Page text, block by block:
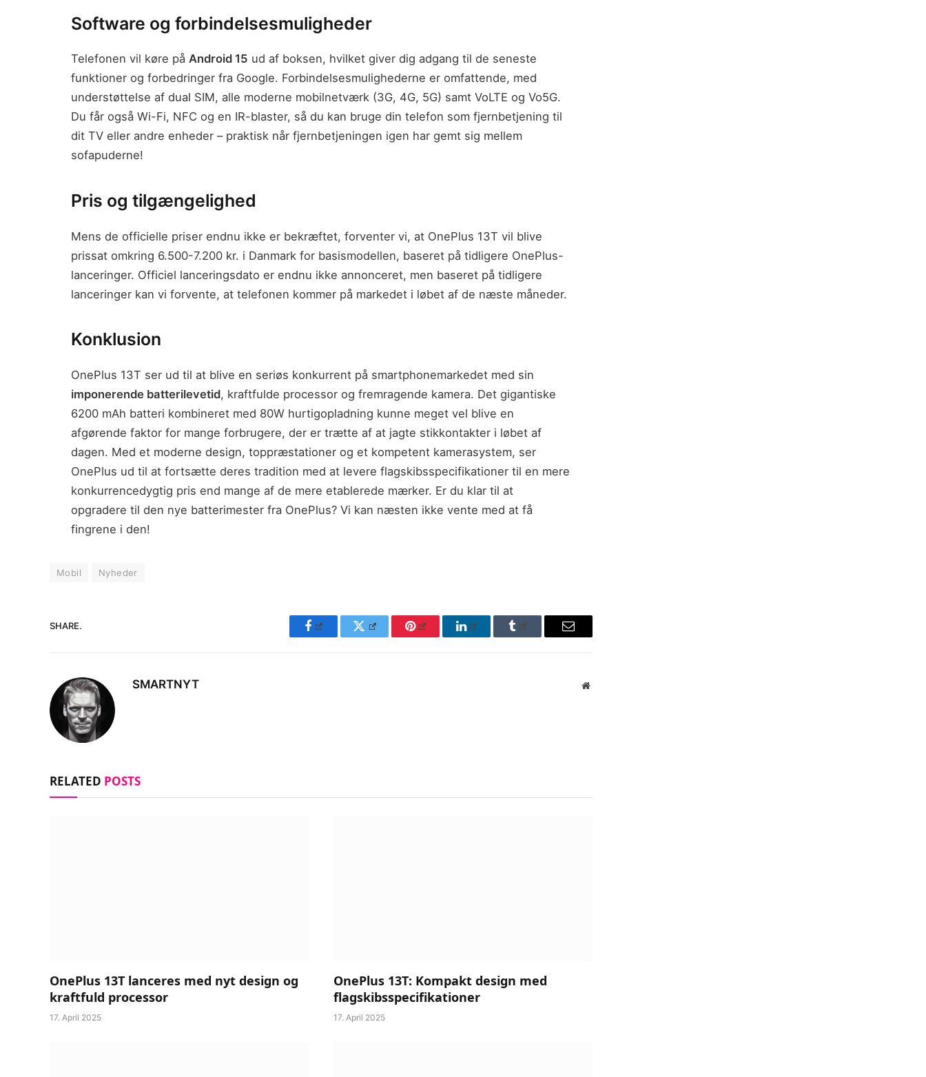
Software og forbindelsesmuligheder
Telefonen vil køre på Android 15 ud af boksen, hvilket giver dig adgang til de seneste
funktioner og forbedringer fra Google. Forbindelsesmulighederne er omfattende, med
understøttelse af dual SIM, alle moderne mobilnetværk (3G, 4G, 5G) samt VoLTE og Vo5G.
Du får også Wi-Fi, NFC og en IR-blaster, så du kan bruge din telefon som fjernbetjening til
dit TV eller andre enheder – praktisk når fjernbetjeningen igen har gemt sig mellem
sofapuderne!
Pris og tilgængelighed
Mens de officielle priser endnu ikke er bekræftet, forventer vi, at OnePlus 13T vil blive
prissat omkring 6.500-7.200 kr. i Danmark for basismodellen, baseret på tidligere OnePlus-
lanceringer. Officiel lanceringsdato er endnu ikke annonceret, men baseret på tidligere
lanceringer kan vi forvente, at telefonen kommer på markedet i løbet af de næste måneder.
Konklusion
OnePlus 13T ser ud til at blive en seriøs konkurrent på smartphonemarkedet med sin
imponerende batterilevetid, kraftfulde processor og fremragende kamera. Det gigantiske
6200 mAh batteri kombineret med 80W hurtigopladning kunne meget vel blive en
afgørende faktor for mange forbrugere, der er trætte af at jagte stikkontakter i løbet af
dagen. Med et moderne design, toppræstationer og et kompetent kamerasystem, ser
OnePlus ud til at fortsætte deres tradition med at levere flagskibsspecifikationer til en mere
konkurrencedygtig pris end mange af de mere etablerede mærker. Er du klar til at
opgradere til den nye batterimester fra OnePlus? Vi kan næsten ikke vente med at få
fingrene i den!
Mobil Nyheder
SHARE.
Facebook Twitter Pinterest LinkedIn Tumblr Email
SMARTNYT Website
RELATED POSTS
OnePlus 13T lanceres med nyt design og
kraftfuld processor
17. April 2025
OnePlus 13T: Kompakt design med
flagskibsspecifikationer
17. April 2025